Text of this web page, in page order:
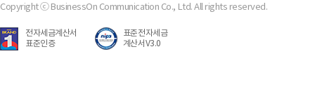
Copyright ⓒ BusinessOn Communication Co., Ltd. All rights reserved.
전자세금계산서
표준인증
표준전자세금
계산서V3.0